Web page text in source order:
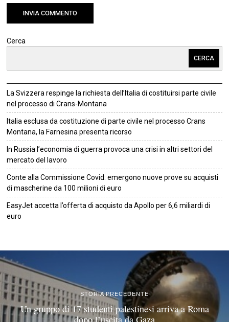
Cerca
CERCA
La Svizzera respinge la richiesta dell’Italia di costituirsi parte civile
nel processo di Crans-Montana
Italia esclusa da costituzione di parte civile nel processo Crans
Montana, la Farnesina presenta ricorso
In Russia l’economia di guerra provoca una crisi in altri settori del
mercato del lavoro
Conte alla Commissione Covid: emergono nuove prove su acquisti
di mascherine da 100 milioni di euro
EasyJet accetta l’offerta di acquisto da Apollo per 6,6 miliardi di
euro
STORIA PRECEDENTE
Un gruppo di 17 studenti palestinesi arriva a Roma